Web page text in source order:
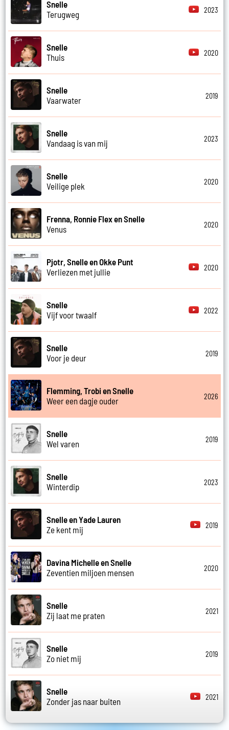
Snelle
Terugweg
2023
Snelle
Thuis
2020
Snelle
Vaarwater
2019
Snelle
Vandaag is van mij
2023
Snelle
Veilige plek
2020
Frenna, Ronnie Flex en Snelle
Venus
2020
Pjotr, Snelle en Okke Punt
Verliezen met jullie
2020
Snelle
Vijf voor twaalf
2022
Snelle
Voor je deur
2019
Flemming, Trobi en Snelle
Weer een dagje ouder
2026
Snelle
Wel varen
2019
Snelle
Winterdip
2023
Snelle en Yade Lauren
Ze kent mij
2019
Davina Michelle en Snelle
Zeventien miljoen mensen
2020
Snelle
Zij laat me praten
2021
Snelle
Zo niet mij
2019
Snelle
Zonder jas naar buiten
2021